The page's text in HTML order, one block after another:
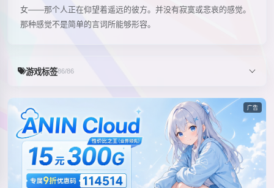
女——那个人正在仰望着遥远的彼方。并没有寂寞或悲哀的感觉。
那种感觉不是简单的言词所能够形容。
游戏标签86/86
广告